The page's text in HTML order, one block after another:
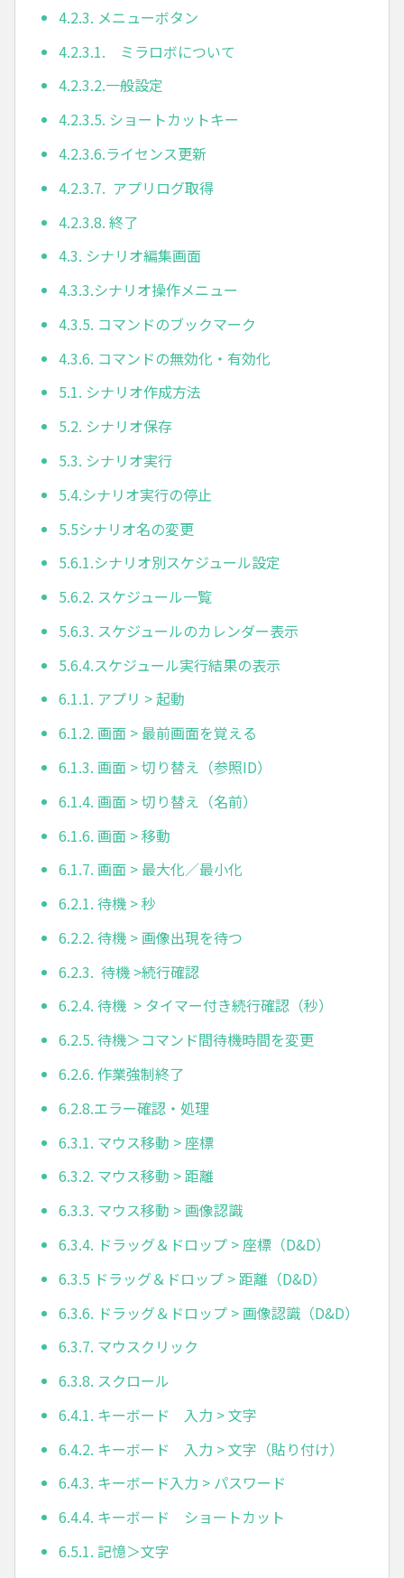
4.2.3. メニューボタン
4.2.3.1. ミラロボについて
4.2.3.2.一般設定
4.2.3.5. ショートカットキー
4.2.3.6.ライセンス更新
4.2.3.7. アプリログ取得
4.2.3.8. 終了
4.3. シナリオ編集画面
4.3.3.シナリオ操作メニュー
4.3.5. コマンドのブックマーク
4.3.6. コマンドの無効化・有効化
5.1. シナリオ作成方法
5.2. シナリオ保存
5.3. シナリオ実行
5.4.シナリオ実行の停止
5.5シナリオ名の変更
5.6.1.シナリオ別スケジュール設定
5.6.2. スケジュール一覧
5.6.3. スケジュールのカレンダー表示
5.6.4.スケジュール実行結果の表示
6.1.1. アプリ > 起動
6.1.2. 画面 > 最前画面を覚える
6.1.3. 画面 > 切り替え（参照ID）
6.1.4. 画面 > 切り替え（名前）
6.1.6. 画面 > 移動
6.1.7. 画面 > 最大化／最小化
6.2.1. 待機 > 秒
6.2.2. 待機 > 画像出現を待つ
6.2.3. 待機 >続行確認
6.2.4. 待機 > タイマー付き続行確認（秒）
6.2.5. 待機＞コマンド間待機時間を変更
6.2.6. 作業強制終了
6.2.8.エラー確認・処理
6.3.1. マウス移動 > 座標
6.3.2. マウス移動 > 距離
6.3.3. マウス移動 > 画像認識
6.3.4. ドラッグ＆ドロップ > 座標（D&D）
6.3.5 ドラッグ＆ドロップ > 距離（D&D）
6.3.6. ドラッグ＆ドロップ > 画像認識（D&D）
6.3.7. マウスクリック
6.3.8. スクロール
6.4.1. キーボード 入力 > 文字
6.4.2. キーボード 入力 > 文字（貼り付け）
6.4.3. キーボード入力 > パスワード
6.4.4. キーボード ショートカット
6.5.1. 記憶＞文字